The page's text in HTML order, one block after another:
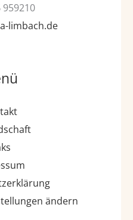
959210
limbach.de
ändern